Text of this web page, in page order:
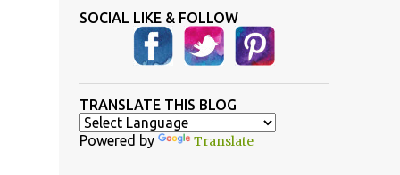
SOCIAL LIKE & FOLLOW
TRANSLATE THIS BLOG
Powered by Translate